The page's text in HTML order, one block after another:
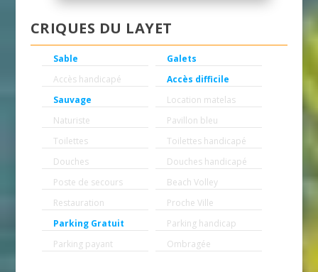
CRIQUES DU LAYET
Sable
Galets
Accès handicapé
Accès difficile
Sauvage
Location matelas
Naturiste
Pavillon bleu
Toilettes
Toilettes handicapé
Douches
Douches handicapé
Poste de secours
Beach Volley
Restauration
Proche Ville
Parking Gratuit
Parking handicap
Parking payant
Ombragée